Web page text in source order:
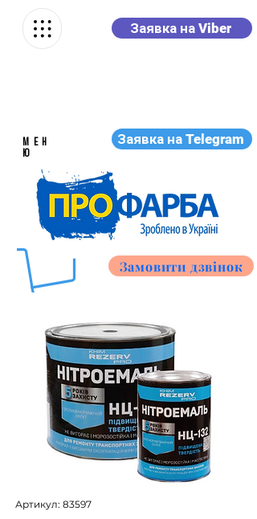
Заявка на Viber
Заявка на Telegram
МЕН
Ю
Замовити дзвінок
Артикул: 83597